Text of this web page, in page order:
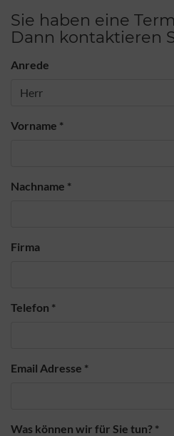
Sie haben eine
Dann kontaktieren
Anrede
Vorname *
Nachname *
Firma
Telefon *
Email Adresse *
Was können wir für Sie tun? *